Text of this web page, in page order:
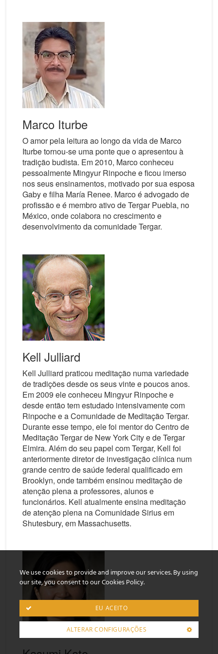
Marco Iturbe
O amor pela leitura ao longo da vida de Marco
Iturbe tornou-se uma ponte que o apresentou à
tradição budista. Em 2010, Marco conheceu
pessoalmente Mingyur Rinpoche e ficou imerso
nos seus ensinamentos, motivado por sua esposa
Gaby e filha María Renee. Marco é advogado de
profissão e é membro ativo de Tergar Puebla, no
México, onde colabora no crescimento e
desenvolvimento da comunidade Tergar.
Kell Julliard
Kell Julliard praticou meditação numa variedade
de tradições desde os seus vinte e poucos anos.
Em 2009 ele conheceu Mingyur Rinpoche e
desde então tem estudado intensivamente com
Rinpoche e a Comunidade de Meditação Tergar.
Durante esse tempo, ele foi mentor do Centro de
Meditação Tergar de New York City e de Tergar
Elmira. Além do seu papel com Tergar, Kell foi
anteriormente diretor de investigação clínica num
grande centro de saúde federal qualificado em
Brooklyn, onde também ensinou meditação de
atenção plena a professores, alunos e
funcionários. Kell atualmente ensina meditação
de atenção plena na Comunidade Sirius em
Shutesbury, em Massachusetts.
We use cookies to provide and improve our services. By using
our site, you consent to our Cookies Policy.
EU ACEITO
ALTERAR CONFIGURAÇÕES